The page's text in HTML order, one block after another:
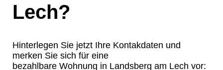
Lech?
Hinterlegen Sie jetzt Ihre Kontakdaten und
merken Sie sich für eine
bezahlbare Wohnung in Landsberg am Lech vor: